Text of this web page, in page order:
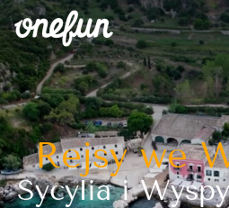
Rejsy we
Sycylia i